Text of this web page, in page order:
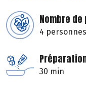
Nombre
4 personnes
30 min